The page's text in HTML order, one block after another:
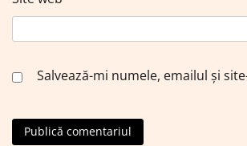
Salvează-mi numele, emailul și